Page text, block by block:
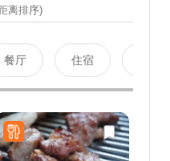
离排序)
餐厅 住宿